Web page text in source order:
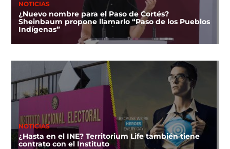
NOTICIAS
¿Nuevo nombre para el Paso de Cortés?
Sheinbaum propone llamarlo “Paso de los Pueblos
Indígenas”
NOTICIAS
¿Hasta en el INE? Territorium Life también tiene
contrato con el Instituto